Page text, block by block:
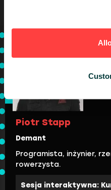
Piotr Stapp
Demant
Programista, inżynier,
rowerzysta.
Sesja interaktywna: